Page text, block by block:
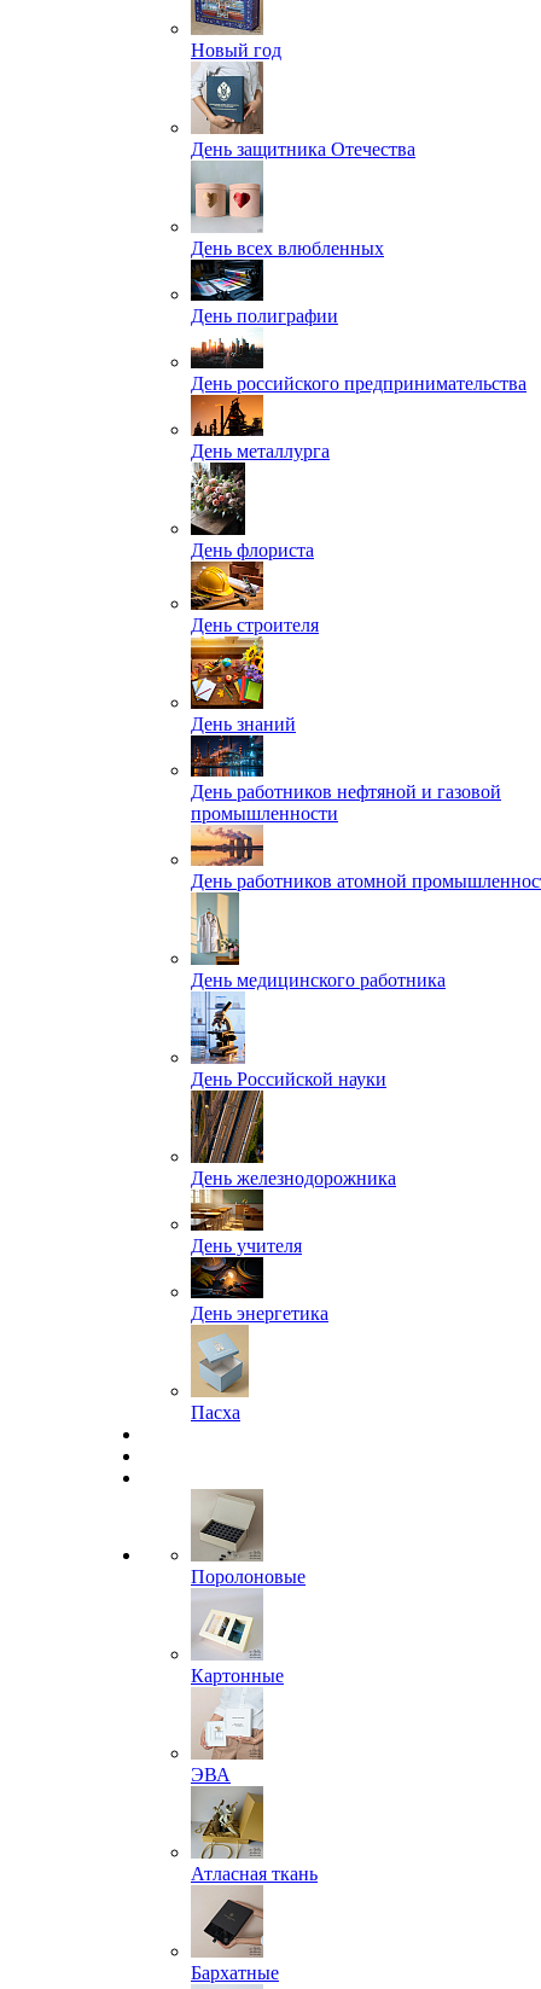
Новый год
День защитника Отечества
День всех влюбленных
День полиграфии
День российского предпринимательства
День металлурга
День флориста
День строителя
День знаний
День работников нефтяной и газовой
промышленности
День работников атомной
День медицинского работника
День Российской науки
День железнодорожника
День учителя
День энергетика
Пасха
Поролоновые
Картонные
ЭВА
Атласная ткань
Бархатные